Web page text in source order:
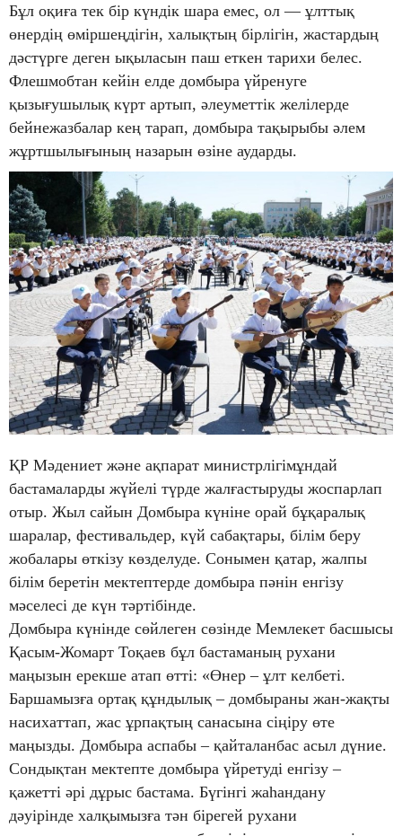
Бұл оқиға тек бір күндік шара емес, ол — ұлттық
өнердің өміршеңдігін, халықтың бірлігін, жастардың
дәстүрге деген ықыласын паш еткен тарихи белес.
Флешмобтан кейін елде домбыра үйренуге
қызығушылық күрт артып, әлеуметтік желілерде
бейнежазбалар кең тарап, домбыра тақырыбы әлем
жұртшылығының назарын өзіне аударды.
ҚР Мәдениет және ақпарат министрлігімұндай
бастамаларды жүйелі түрде жалғастыруды жоспарлап
отыр. Жыл сайын Домбыра күніне орай бұқаралық
шаралар, фестивальдер, күй сабақтары, білім беру
жобалары өткізу көзделуде. Сонымен қатар, жалпы
білім беретін мектептерде домбыра пәнін енгізу
мәселесі де күн тәртібінде.
Домбыра күнінде сөйлеген сөзінде Мемлекет басшысы
Қасым-Жомарт Тоқаев бұл бастаманың рухани
маңызын ерекше атап өтті: «Өнер – ұлт келбеті.
Баршамызға ортақ құндылық – домбыраны жан-жақты
насихаттап, жас ұрпақтың санасына сіңіру өте
маңызды. Домбыра аспабы – қайталанбас асыл дүние.
Сондықтан мектепте домбыра үйретуді енгізу –
қажетті әрі дұрыс бастама. Бүгінгі жаһандану
дәуірінде халқымызға тән бірегей рухани